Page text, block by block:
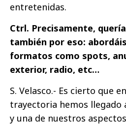
entretenidas.
Ctrl. Precisamente,
también por eso:
formatos como spots,
exterior, radio, etc…
S. Velasco.- Es cierto que
trayectoria hemos llegado
y una de nuestros